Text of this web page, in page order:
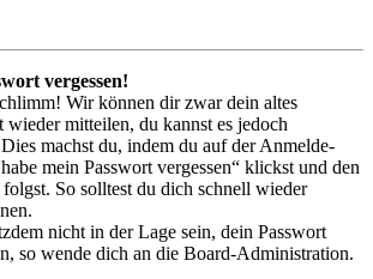
vergessen!
Wir können dir zwar dein altes
wieder mitteilen, du kannst es jedoch
machst du, indem du auf der Anmelde-
mein Passwort vergessen“ klickst und den
So solltest du dich schnell wieder
nicht in der Lage sein, dein Passwort
so wende dich an die Board-Administration.